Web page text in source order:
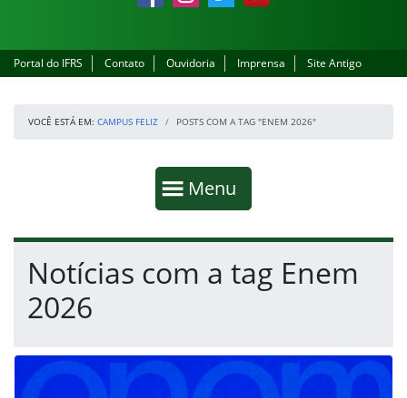
Portal do IFRS Contato Ouvidoria Imprensa Site Antigo
VOCÊ ESTÁ EM: CAMPUS FELIZ POSTS COM A TAG "ENEM 2026"
Mostrar
Menu
Fim da navegação
Início do conteúdo
Notícias com a tag Enem
2026